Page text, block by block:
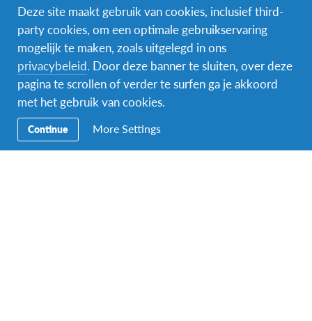
FacebookInstagramMessenger
Secundaire
Navigatie
Naar het buitenland
Word gastgezin
Deze site maakt gebruik van cookies, inclusief third-
party cookies, om een optimale gebruikservaring
mogelijk te maken, zoals uitgelegd in ons
privacybeleid. Door deze banner te sluiten, over deze
pagina te scrollen of verder te surfen ga je akkoord
met het gebruik van cookies.
Continue More Settings